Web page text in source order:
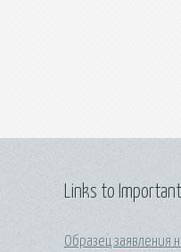
Links to
Образец заявления